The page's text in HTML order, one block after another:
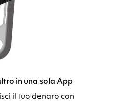
in una sola App
il tuo denaro con